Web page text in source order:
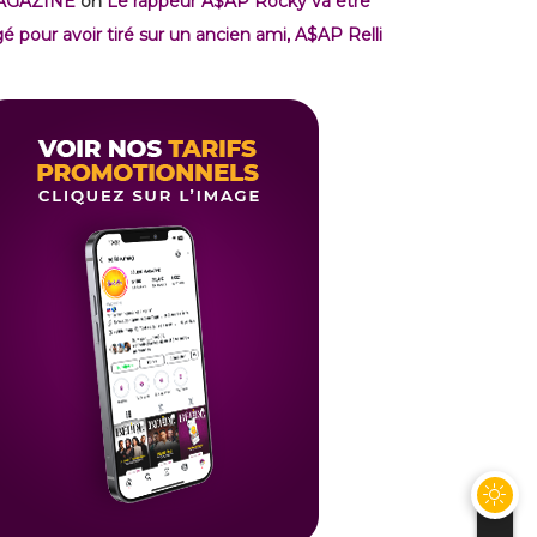
pour avoir tiré sur un ancien ami, A$AP Relli